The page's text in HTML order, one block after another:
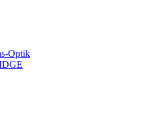
Optik